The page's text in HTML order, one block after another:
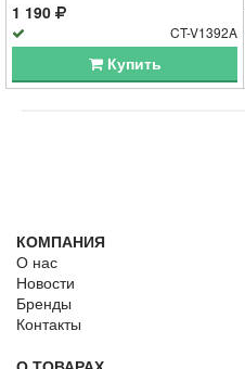
1 190
CT-V1392A
Купить
КОМПАНИЯ
О нас
Новости
Бренды
Контакты